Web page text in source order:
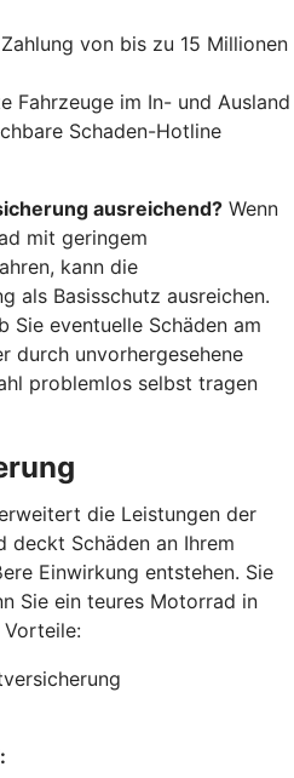
von bis zu 15 Millionen
Fahrzeuge im In- und Ausland
Schaden-Hotline
ausreichend? Wenn
mit geringem
kann die
als Basisschutz ausreichen.
Sie eventuelle Schäden am
durch unvorhergesehene
problemlos selbst tragen
die Leistungen der
deckt Schäden an Ihrem
Einwirkung entstehen. Sie
Sie ein teures Motorrad in
Vorteile: